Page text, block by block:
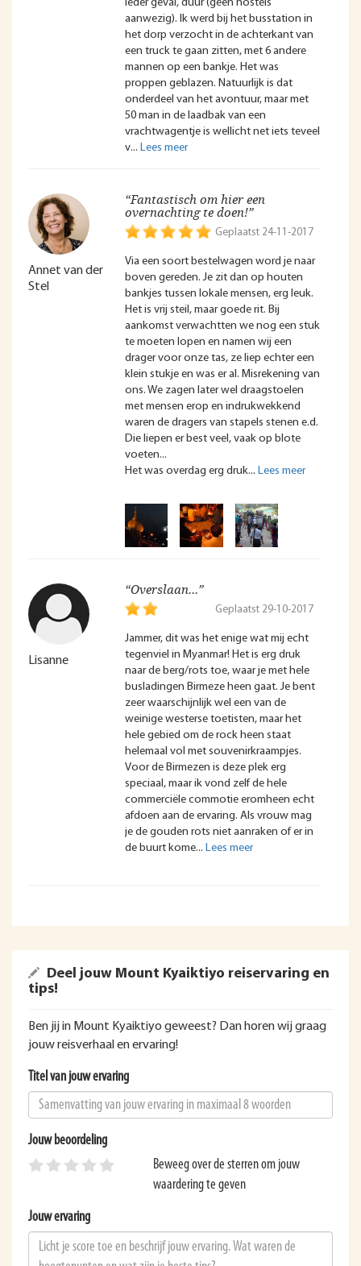
ieder geval, duur (geen hostels
aanwezig). Ik werd bij het busstation in
het dorp verzocht in de achterkant van
een truck te gaan zitten, met 6 andere
mannen op een bankje. Het was
proppen geblazen. Natuurlijk is dat
onderdeel van het avontuur, maar met
50 man in de laadbak van een
vrachtwagentje is wellicht net iets teveel
v
Annet van der
Stel
“Fantastisch om hier een
overnachting te doen!”
Geplaatst 24-11-2017
Via een soort bestelwagen word je naar
boven gereden. Je zit dan op houten
bankjes tussen lokale mensen, erg leuk.
Het is vrij steil, maar goede rit. Bij
aankomst verwachtten we nog een stuk
te moeten lopen en namen wij een
drager voor onze tas, ze liep echter een
klein stukje en was er al. Misrekening van
ons. We zagen later wel draagstoelen
met mensen erop en indrukwekkend
waren de dragers van stapels stenen e.d.
Die liepen er best veel, vaak op blote
voeten...
Het was overdag erg druk
Lisanne
“Overslaan...”
Geplaatst 29-10-2017
Jammer, dit was het enige wat mij echt
tegenviel in Myanmar! Het is erg druk
naar de berg/rots toe, waar je met hele
busladingen Birmeze heen gaat. Je bent
zeer waarschijnlijk wel een van de
weinige westerse toetisten, maar het
hele gebied om de rock heen staat
helemaal vol met souvenirkraampjes.
Voor de Birmezen is deze plek erg
speciaal, maar ik vond zelf de hele
commerciële commotie eromheen echt
afdoen aan de ervaring. Als vrouw mag
je de gouden rots niet aanraken of er in
de buurt kome
Deel jouw Mount Kyaiktiyo reiservaring en
tips!
Ben jij in Mount Kyaiktiyo geweest? Dan horen wij graag
jouw reisverhaal en ervaring!
Titel van jouw ervaring
Jouw beoordeling
Beweeg over de sterren om jouw
waardering te geven
Jouw ervaring